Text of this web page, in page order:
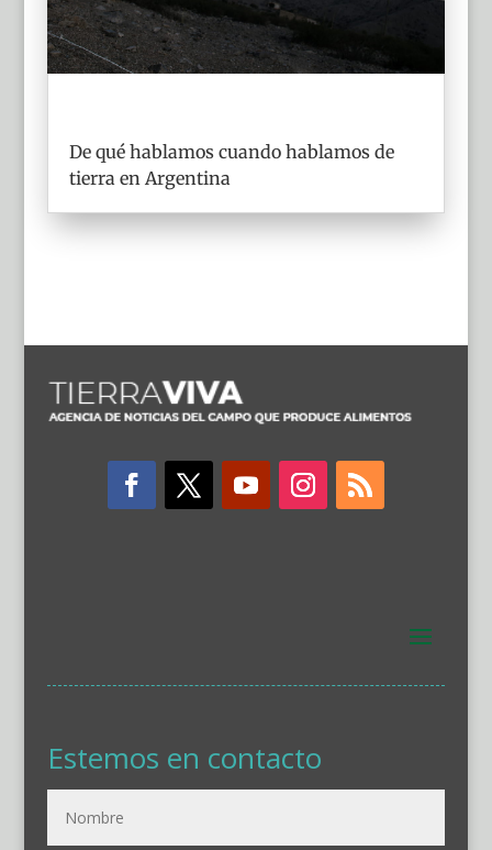
De qué hablamos cuando hablamos de
tierra en Argentina
Estemos en contacto